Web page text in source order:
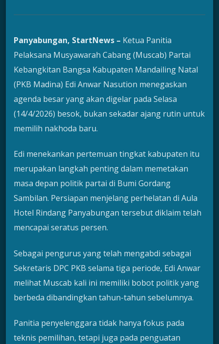
Panyabungan, StartNews – Ketua Panitia
Pelaksana Musyawarah Cabang (Muscab) Partai
Kebangkitan Bangsa Kabupaten Mandailing Natal
(PKB Madina) Edi Anwar Nasution menegaskan
agenda besar yang akan digelar pada Selasa
(14/4/2026) besok, bukan sekadar ajang rutin untuk
memilih nakhoda baru.
Edi menekankan pertemuan tingkat kabupaten itu
merupakan langkah penting dalam memetakan
masa depan politik partai di Bumi Gordang
Sambilan. Persiapan menjelang perhelatan di Aula
Hotel Rindang Panyabungan tersebut diklaim telah
mencapai seratus persen.
Sebagai pengurus yang telah mengabdi sebagai
Sekretaris DPC PKB selama tiga periode, Edi Anwar
melihat Muscab kali ini memiliki bobot politik yang
berbeda dibandingkan tahun-tahun sebelumnya.
Panitia penyelenggara tidak hanya fokus pada
teknis pemilihan, tetapi juga pada penguatan